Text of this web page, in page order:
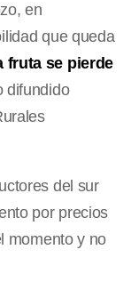
en
que queda
fruta se pierde
difundido
del sur
por precios
momento y no